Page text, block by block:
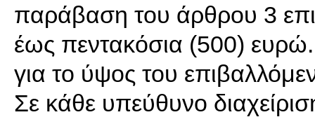
παράβαση του άρθρου 3
έως πεντακόσια (500)
για το ύψος του
Σε κάθε υπεύθυνο